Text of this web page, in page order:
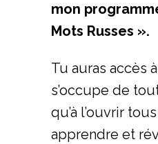
mon
Mots Russes ».
Tu auras accès
s’occupe de
qu’à l’ouvrir
apprendre et